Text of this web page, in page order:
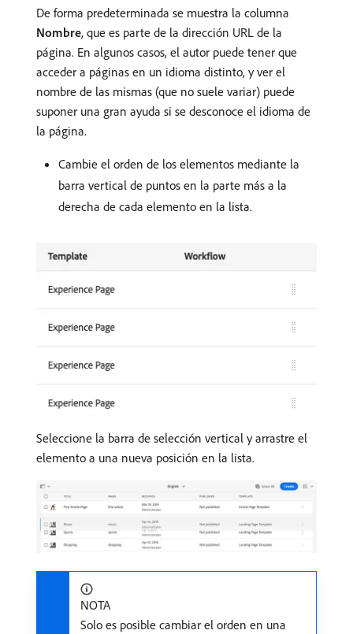
De forma predeterminada se muestra la columna
Nombre, que es parte de la dirección URL de la
página. En algunos casos, el autor puede tener que
acceder a páginas en un idioma distinto, y ver el
nombre de las mismas (que no suele variar) puede
suponer una gran ayuda si se desconoce el idioma de
la página.
Cambie el orden de los elementos mediante la
barra vertical de puntos en la parte más a la
derecha de cada elemento en la lista.
Seleccione la barra de selección vertical y arrastre el
elemento a una nueva posición en la lista.
NOTA
Solo es posible cambiar el orden en una